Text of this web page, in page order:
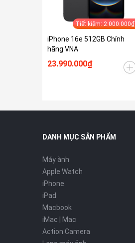
Tiết kiệm: 2.000.000₫
iPhone 16e 512GB Chính
hãng VNA
23.990.000₫
DANH MỤC SẢN PHẨM
Máy ành
Apple Watch
iPhone
iPad
Macbook
iMac | Mac
Action Camera